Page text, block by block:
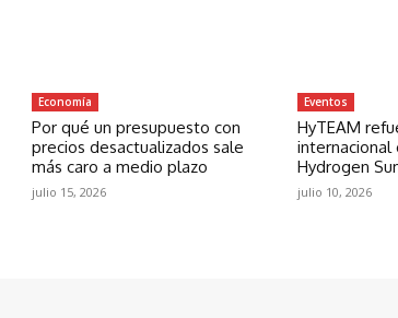
Economía
Por qué un presupuesto con
precios desactualizados sale
más caro a medio plazo
julio 15, 2026
Eventos
HyTEAM
internacional
Hydrogen
julio 10, 2026